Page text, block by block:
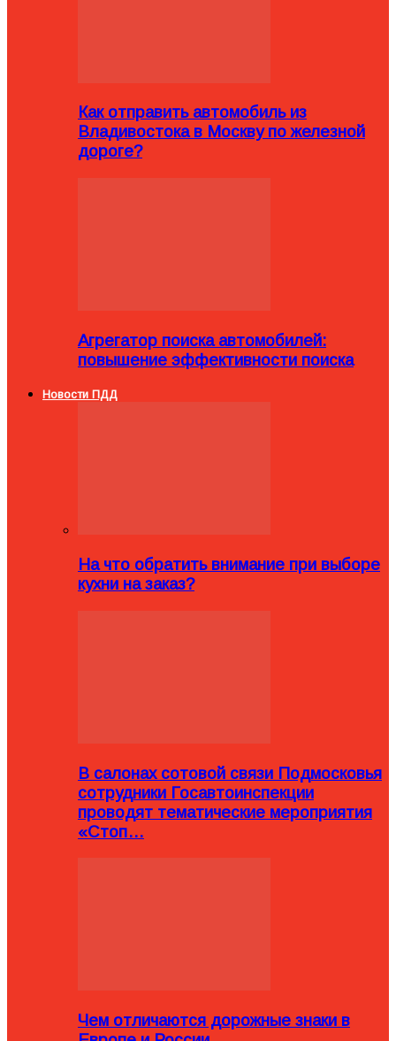
Как отправить автомобиль из
Владивостока в Москву по железной
дороге?
Агрегатор поиска автомобилей:
повышение эффективности поиска
Новости ПДД
На что обратить внимание при выборе
кухни на заказ?
В салонах сотовой связи Подмосковья
сотрудники Госавтоинспекции
проводят тематические мероприятия
«Стоп…
Чем отличаются дорожные знаки в